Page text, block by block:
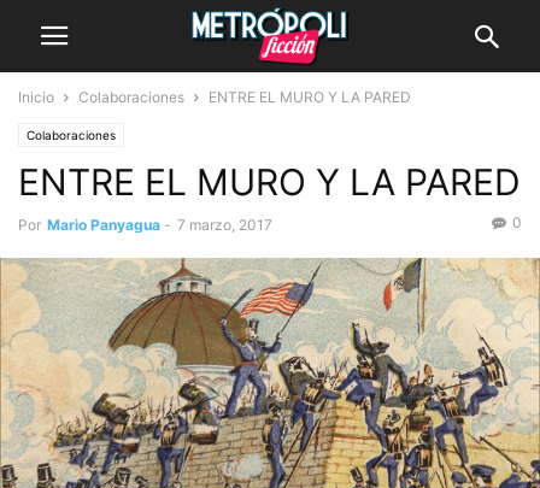
Inicio Colaboraciones ENTRE EL MURO Y LA PARED
Colaboraciones
ENTRE EL MURO Y LA PARED
Por Mario Panyagua - 7 marzo, 2017 0